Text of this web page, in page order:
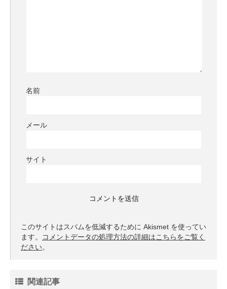
名前
メール
サイト
このサイトはスパムを低減するために Akismet を使ってい
ます。
コメントデータの処理方法の詳細はこちらをご覧く
ださい。
関連記事